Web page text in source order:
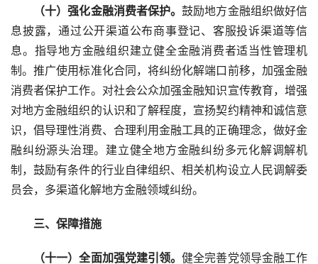
（十）强化金融消费者保护。鼓励地方金融组织做好信
息披露，通过公开渠道公布商事登记、客服投诉渠道等信
息。指导地方金融组织建立健全金融消费者适当性管理机
制。推广使用标准化合同，将纠纷化解端口前移，加强金融
消费者保护工作。对社会公众加强金融知识宣传教育，增强
对地方金融组织的认识和了解程度，宣扬契约精神和诚信意
识，倡导理性消费、合理利用金融工具的正确理念，做好金
融纠纷源头治理。建立健全地方金融纠纷多元化解调解机
制，鼓励有条件的行业自律组织、相关机构设立人民调解委
员会，多渠道化解地方金融领域纠纷。
三、保障措施
（十一）全面加强党建引领。健全完善党领导金融工作